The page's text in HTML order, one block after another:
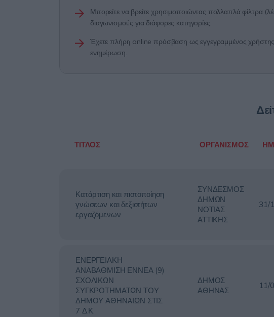
Μπορείτε να βρείτε χρησιμοποιώντας πολλαπλά φίλτρα
διαγωνισμούς για διάφορες κατηγορίες.
Έχετε πλήρη online πρόσβαση ως εγγεγραμμένος χρήστης
ενημέρωση.
ΤΙΤΛΟΣ ΟΡΓΑΝΙΣΜΟΣ
Κατάρτιση και πιστοποίηση
γνώσεων και δεξιοτήτων
εργαζόμενων
ΣΥΝΔΕΣΜΟΣ
ΔΗΜΩΝ
ΝΟΤΙΑΣ
ΑΤΤΙΚΗΣ
31/
ΕΝΕΡΓΕΙΑΚΗ
ΑΝΑΒΑΘΜΙΣΗ ΕΝΝΕΑ (9)
ΣΧΟΛΙΚΩΝ
ΣΥΓΚΡΟΤΗΜΑΤΩΝ ΤΟΥ
ΔΗΜΟΥ ΑΘΗΝΑΙΩΝ ΣΤΙΣ
7 Δ.Κ.
ΔΗΜΟΣ
ΑΘΗΝΑΣ
11/